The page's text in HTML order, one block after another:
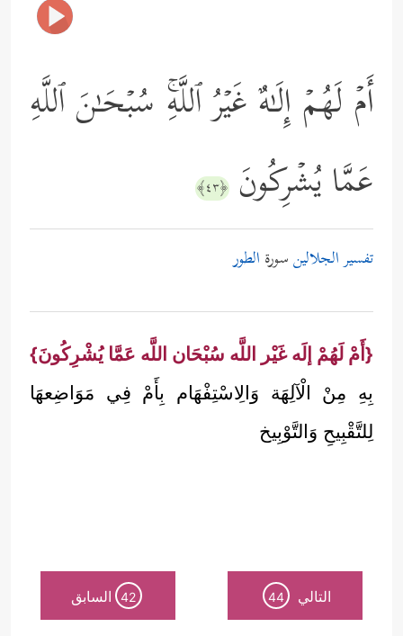
أَمۡ لَهُمۡ إِلَـٰهٌ غَیۡرُ ٱللَّهِۚ سُبۡحَـٰنَ ٱللَّهِ
عَمَّا یُشۡرِكُونَ ﴿٤٣﴾
تفسير الجلالينسورة الطور
{أَمْ لَهُمْ إلَه غَيْر اللَّه سُبْحَان اللَّه عَمَّا يُشْرِكُونَ}
بِهِ مِنْ الْآلِهَة وَالِاسْتِفْهَام بِأَمْ فِي مَوَاضِعهَا
لِلتَّقْبِيحِ وَالتَّوْبِيخ
التالي 44
42 السابق